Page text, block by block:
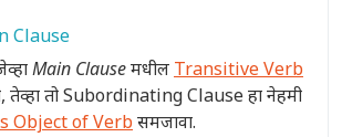
Clause
Main Clauseमधील Transitive Verb
तेव्हा तो Subordinating Clause हा नेहमी
Object of Verbसमजावा.